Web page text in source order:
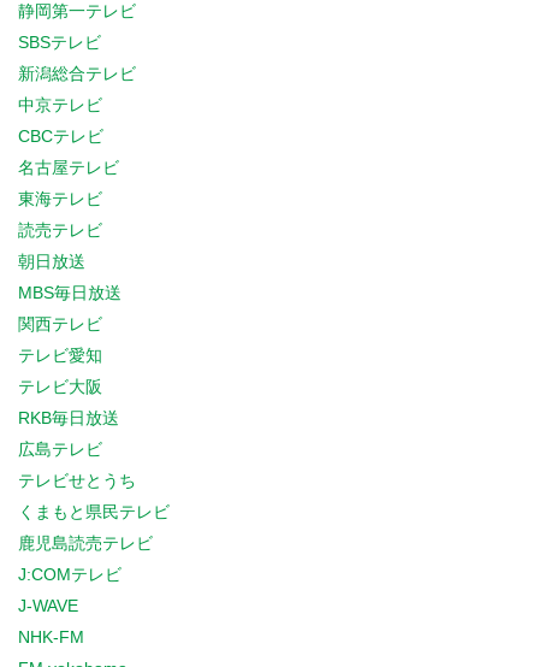
静岡第一テレビ
SBSテレビ
新潟総合テレビ
中京テレビ
CBCテレビ
名古屋テレビ
東海テレビ
読売テレビ
朝日放送
MBS毎日放送
関西テレビ
テレビ愛知
テレビ大阪
RKB毎日放送
広島テレビ
テレビせとうち
くまもと県民テレビ
鹿児島読売テレビ
J:COMテレビ
J-WAVE
NHK-FM